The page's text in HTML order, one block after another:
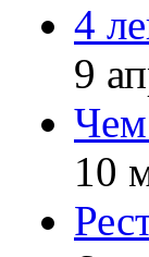
4
9
Чем
10